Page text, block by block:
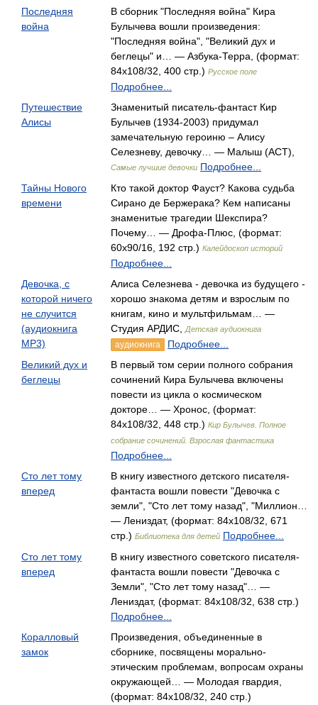
Последняя
война
В сборник "Последняя война" Кира
Булычева вошли произведения:
"Последняя война", "Великий дух и
беглецы" и… — Азбука-Терра, (формат:
84x108/32, 400 стр.) Русское поле
Подробнее...
Путешествие
Алисы
Знаменитый писатель-фантаст Кир
Булычев (1934-2003) придумал
замечательную героиню – Алису
Селезневу, девочку… — Малыш (АСТ),
Самые лучшие девочки Подробнее...
Тайны Нового
времени
Кто такой доктор Фауст? Какова судьба
Сирано де Бержерака? Кем написаны
знаменитые трагедии Шекспира?
Почему… — Дрофа-Плюс, (формат:
60x90/16, 192 стр.) Калейдоскоп историй
Подробнее...
Девочка, с
которой ничего
не случится
(аудиокнига
MP3)
Алиса Селезнева - девочка из будущего -
хорошо знакома детям и взрослым по
книгам, кино и мультфильмам… —
Студия АРДИС,
Детская аудиокнига
аудиокнига
Подробнее...
Великий дух и
беглецы
В первый том серии полного собрания
сочинений Кира Булычева включены
повести из цикла о космическом
докторе… — Хронос, (формат:
84x108/32, 448 стр.) Кир Булычев. Полное
собрание сочинений. Взрослая фантастика
Подробнее...
Сто лет тому
вперед
В книгу известного детского писателя-
фантаста вошли повести "Девочка с
земли", "Сто лет тому назад", "Миллион…
— Лениздат, (формат: 84x108/32, 671
стр.) Библиотека для детей Подробнее...
Сто лет тому
вперед
В книгу известного советского писателя-
фантаста вошли повести "Девочка с
Земли", "Сто лет тому назад"… —
Лениздат, (формат: 84x108/32, 638 стр.)
Подробнее...
Коралловый
замок
Произведения, объединенные в
сборнике, посвящены морально-
этическим проблемам, вопросам охраны
окружающей… — Молодая гвардия,
(формат: 84x108/32, 240 стр.)